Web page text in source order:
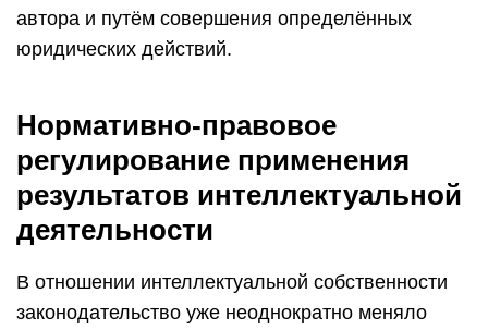
автора и путём совершения определённых
юридических действий.
Нормативно-правовое
регулирование применения
результатов интеллектуальной
деятельности
В отношении интеллектуальной собственности
законодательство уже неоднократно меняло